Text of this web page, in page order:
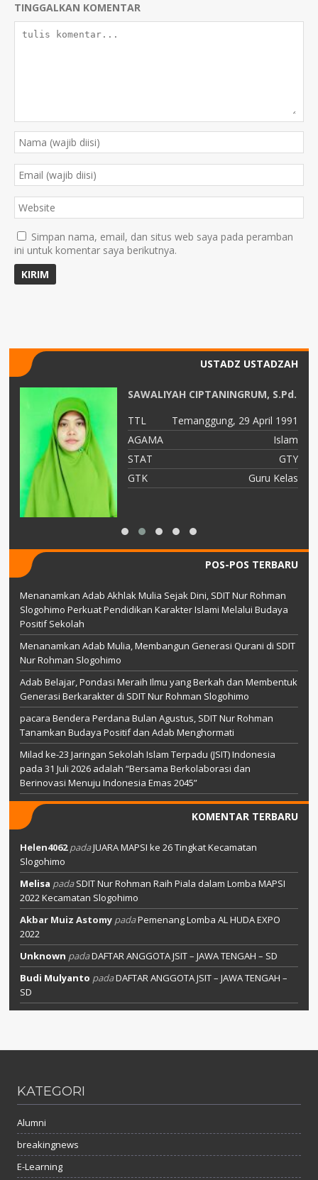
TINGGALKAN KOMENTAR
Simpan nama, email, dan situs web saya pada peramban
ini untuk komentar saya berikutnya.
USTADZ USTADZAH
SAWALIYAH CIPTANINGRUM, S.Pd.
TTL
Temanggung, 29 April 1991
AGAMA
Islam
STAT
GTY
GTK
Guru Kelas
POS-POS TERBARU
Menanamkan Adab Akhlak Mulia Sejak Dini, SDIT Nur Rohman
Slogohimo Perkuat Pendidikan Karakter Islami Melalui Budaya
Positif Sekolah
Menanamkan Adab Mulia, Membangun Generasi Qurani di SDIT
Nur Rohman Slogohimo
Adab Belajar, Pondasi Meraih Ilmu yang Berkah dan Membentuk
Generasi Berkarakter di SDIT Nur Rohman Slogohimo
pacara Bendera Perdana Bulan Agustus, SDIT Nur Rohman
Tanamkan Budaya Positif dan Adab Menghormati
Milad ke-23 Jaringan Sekolah Islam Terpadu (JSIT) Indonesia
pada 31 Juli 2026 adalah “Bersama Berkolaborasi dan
Berinovasi Menuju Indonesia Emas 2045”
KOMENTAR TERBARU
Helen4062padaJUARA MAPSI ke 26 Tingkat Kecamatan
Slogohimo
Melisa padaSDIT Nur Rohman Raih Piala dalam Lomba MAPSI
2022 Kecamatan Slogohimo
Akbar Muiz Astomy padaPemenang Lomba AL HUDA EXPO
2022
Unknown padaDAFTAR ANGGOTA JSIT – JAWA TENGAH – SD
Budi Mulyanto padaDAFTAR ANGGOTA JSIT – JAWA TENGAH –
SD
KATEGORI
Alumni
breakingnews
E-Learning